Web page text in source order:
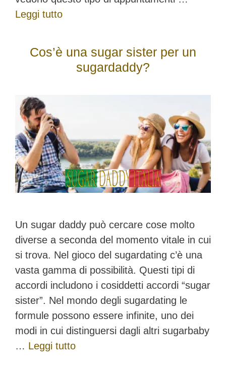
Leggi tutto
Cos’è una sugar sister per un
sugardaddy?
Un sugar daddy può cercare cose molto
diverse a seconda del momento vitale in cui
si trova. Nel gioco del sugardating c’è una
vasta gamma di possibilità. Questi tipi di
accordi includono i cosiddetti accordi “sugar
sister”. Nel mondo degli sugardating le
formule possono essere infinite, uno dei
modi in cui distinguersi dagli altri sugarbaby
… Leggi tutto